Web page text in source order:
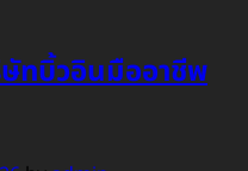
ทบิ้วอินมืออาชีพ